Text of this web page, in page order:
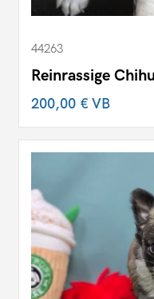
44263
Reinrassige
200,00 €VB